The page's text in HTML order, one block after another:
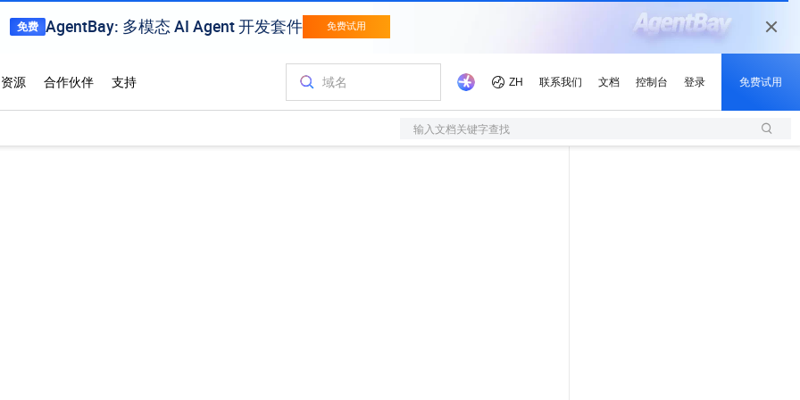
输入文档关键字查找